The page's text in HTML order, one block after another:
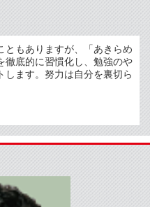
ともありますが、「あきらめ
徹底的に習慣化し、勉強のや
します。努力は自分を裏切ら